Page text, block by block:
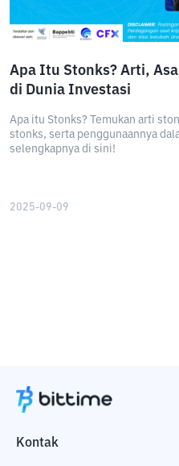
Apa Itu Stonks? Arti,
di Dunia Investasi
Apa itu Stonks? Temukan arti
stonks, serta penggunaannya
selengkapnya di sini!
2025-09-09
Kontak